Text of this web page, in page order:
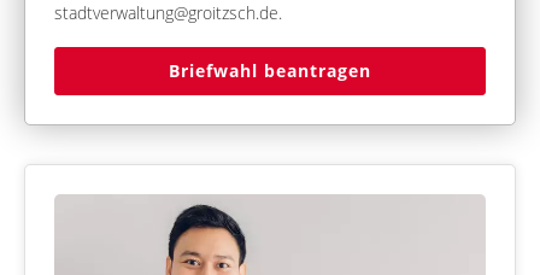
stadtverwaltung@groitzsch.de.
Briefwahl beantragen